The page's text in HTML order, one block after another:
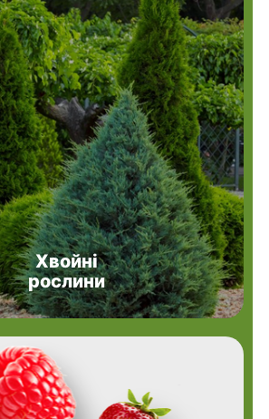
Хвойні
рослини